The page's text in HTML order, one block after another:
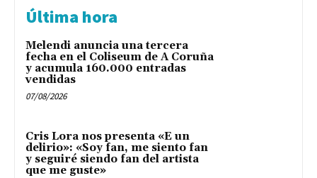
Última hora
Melendi anuncia una tercera
fecha en el Coliseum de A Coruña
y acumula 160.000 entradas
vendidas
07/08/2026
Cris Lora nos presenta «E un
delirio»: «Soy fan, me siento fan
y seguiré siendo fan del artista
que me guste»